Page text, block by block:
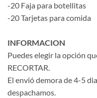
-20 Faja para botellitas
-20 Tarjetas para comida
INFORMACION
Puedes elegir la opción
RECORTAR.
El envió demora de 4-5
despachamos.